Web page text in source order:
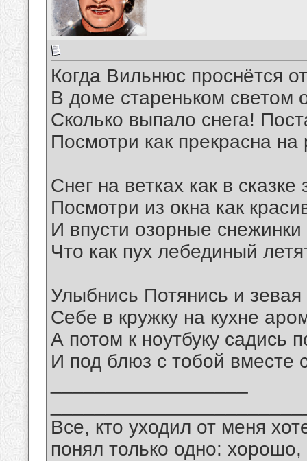
Когда Вильнюс проснётся
В доме стареньком светом
Сколько выпало снега!
Посмотри как прекрасна на
Снег на ветках как в
Посмотри из окна как
И впусти озорные
Что как пух лебединый
Улыбнись Потянись и
Себе в кружку на кухне
А потом к ноутбуку садись
И под блюз с тобой вместе
Все, кто уходил от меня
понял только одно: